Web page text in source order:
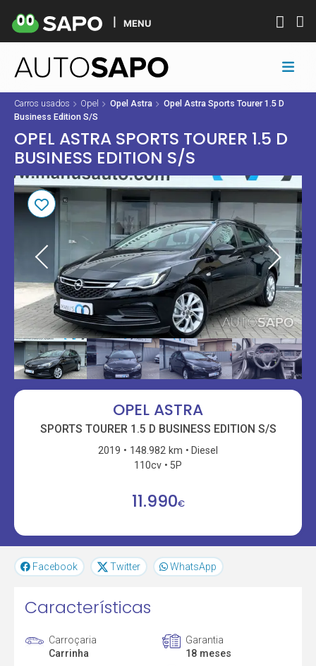
MENU
Carros usados Opel Opel Astra
Opel Astra Sports Tourer 1.5 D
Business Edition S/S
OPEL ASTRA SPORTS TOURER 1.5 D
BUSINESS EDITION S/S
OPEL ASTRA
SPORTS TOURER 1.5 D BUSINESS EDITION S/S
2019 148.982 km
Diesel
110cv
5P
11.990€
Facebook Twitter WhatsApp
Características
Carroçaria
Carrinha
Garantia
18 meses